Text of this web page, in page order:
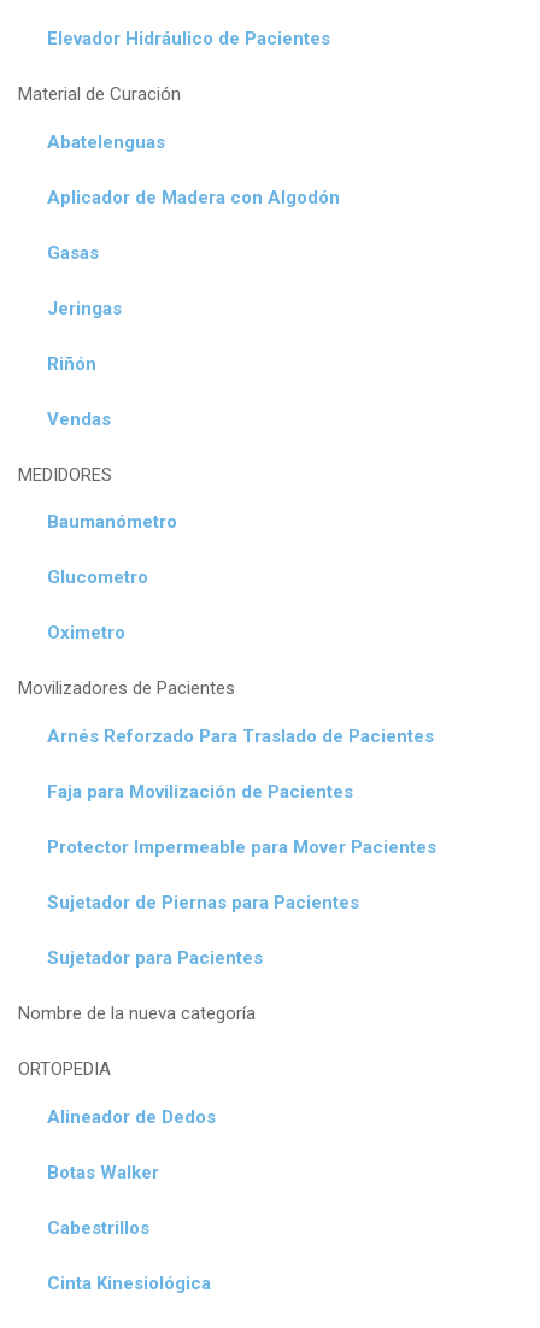
Elevador Hidráulico de Pacientes
Material de Curación
Abatelenguas
Aplicador de Madera con Algodón
Gasas
Jeringas
Riñón
Vendas
MEDIDORES
Baumanómetro
Glucometro
Oximetro
Movilizadores de Pacientes
Arnés Reforzado Para Traslado de Pacientes
Faja para Movilización de Pacientes
Protector Impermeable para Mover Pacientes
Sujetador de Piernas para Pacientes
Sujetador para Pacientes
Nombre de la nueva categoría
ORTOPEDIA
Alineador de Dedos
Botas Walker
Cabestrillos
Cinta Kinesiológica